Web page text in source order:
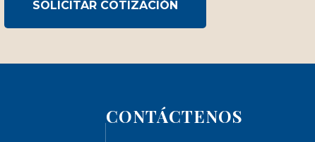
SOLICITAR COTIZACIÓN
CONTÁCTENOS